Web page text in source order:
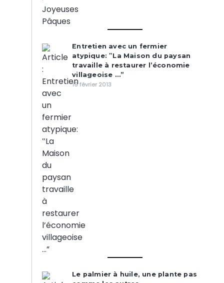
Entretien avec un fermier
atypique: ‟La Maison du paysan
travaille à restaurer l’économie
villageoise …”
19 février 2013
Le palmier à huile, une plante pas